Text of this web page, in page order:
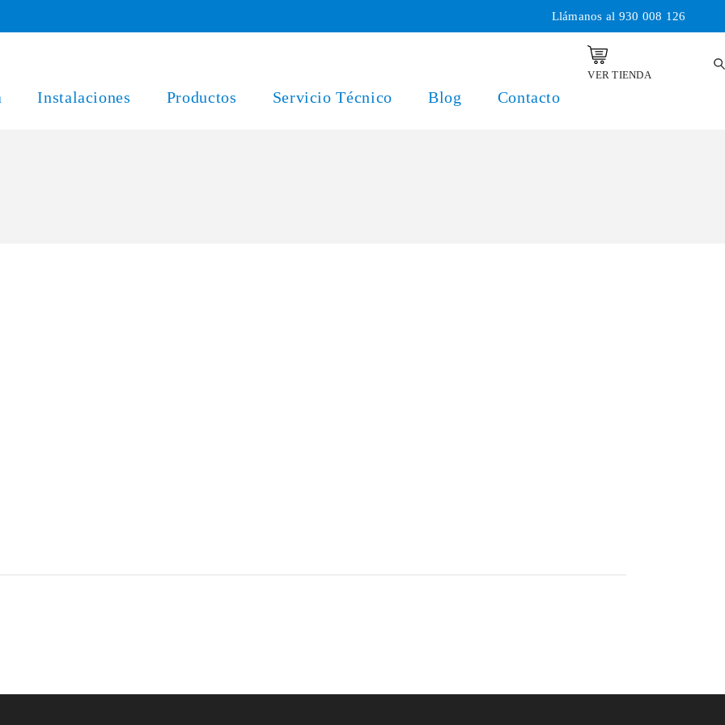
Llámanos al 930 008 126
Instalaciones Productos Servicio Técnico Blog Contacto
VER TIENDA